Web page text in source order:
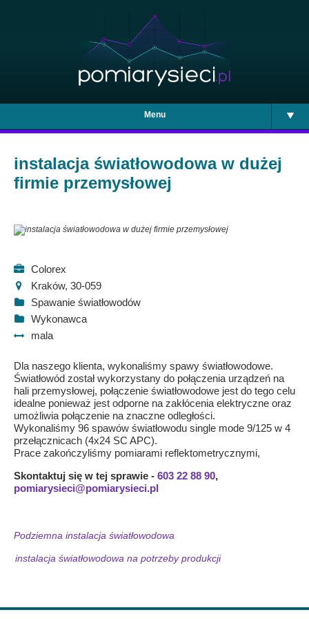
Menu
instalacja światłowodowa w dużej
firmie przemysłowej
Colorex
Kraków, 30-059
Spawanie światłowodów
Wykonawca
mala
Dla naszego klienta, wykonaliśmy spawy światłowodowe.
Światłowód został wykorzystany do połączenia urządzeń na
hali przemysłowej, połączenie światłowodowe jest do tego celu
idealne ponieważ jest odporne na zakłócenia elektryczne oraz
umożliwia połączenie na znaczne odległości.
Wykonaliśmy 96 spawów światłowodu single mode 9/125 w 4
przełącznicach (4x24 SC APC).
Prace zakończyliśmy pomiarami reflektometrycznymi,
Skontaktuj się w tej sprawie - 603 22 88 90,
pomiarysieci@pomiarysieci.pl
Podziemna instalacja światłowodowa
instalacja światłowodowa na potrzeby produkcji